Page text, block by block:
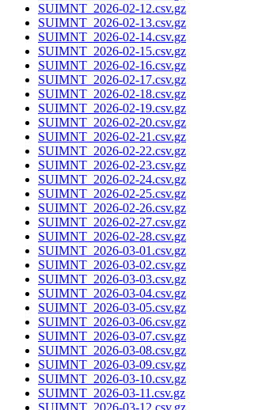
SUIMNT_2026-02-12.csv.gz
SUIMNT_2026-02-13.csv.gz
SUIMNT_2026-02-14.csv.gz
SUIMNT_2026-02-15.csv.gz
SUIMNT_2026-02-16.csv.gz
SUIMNT_2026-02-17.csv.gz
SUIMNT_2026-02-18.csv.gz
SUIMNT_2026-02-19.csv.gz
SUIMNT_2026-02-20.csv.gz
SUIMNT_2026-02-21.csv.gz
SUIMNT_2026-02-22.csv.gz
SUIMNT_2026-02-23.csv.gz
SUIMNT_2026-02-24.csv.gz
SUIMNT_2026-02-25.csv.gz
SUIMNT_2026-02-26.csv.gz
SUIMNT_2026-02-27.csv.gz
SUIMNT_2026-02-28.csv.gz
SUIMNT_2026-03-01.csv.gz
SUIMNT_2026-03-02.csv.gz
SUIMNT_2026-03-03.csv.gz
SUIMNT_2026-03-04.csv.gz
SUIMNT_2026-03-05.csv.gz
SUIMNT_2026-03-06.csv.gz
SUIMNT_2026-03-07.csv.gz
SUIMNT_2026-03-08.csv.gz
SUIMNT_2026-03-09.csv.gz
SUIMNT_2026-03-10.csv.gz
SUIMNT_2026-03-11.csv.gz
SUIMNT_2026-03-12.csv.gz